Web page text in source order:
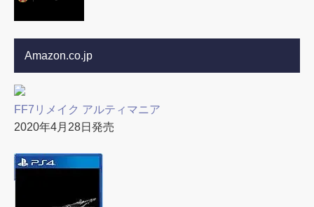
Amazon.co.jp
FF7リメイク アルティマニア
2020年4月28日発売